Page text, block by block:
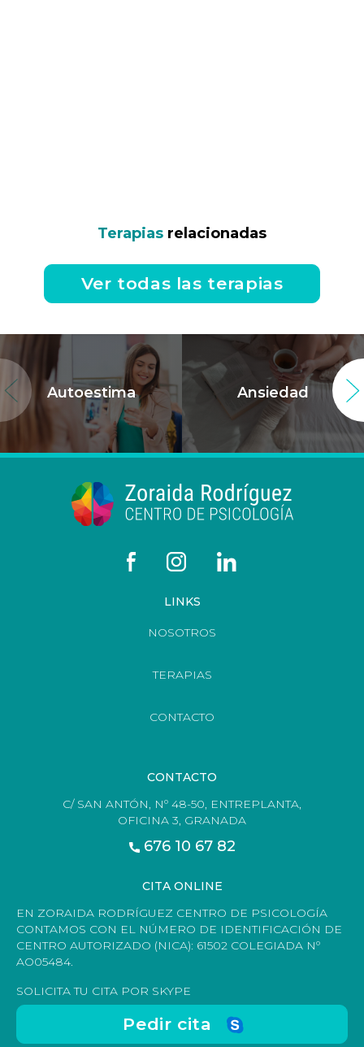
Terapias relacionadas
Autoestima Ansiedad
Ver todas las terapias
LINKS
NOSOTROS
TERAPIAS
CONTACTO
CONTACTO
C/ SAN ANTÓN, Nº 48-50, ENTREPLANTA,
OFICINA 3, GRANADA
676 10 67 82
CITA ONLINE
EN ZORAIDA RODRÍGUEZ CENTRO DE PSICOLOGÍA
CONTAMOS CON EL NÚMERO DE IDENTIFICACIÓN DE
CENTRO AUTORIZADO (NICA): 61502 COLEGIADA Nº
AO05484.
SOLICITA TU CITA POR SKYPE
Pedir cita